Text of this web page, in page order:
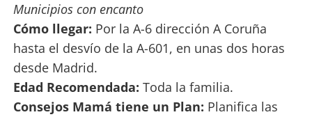
Municipios con encanto
Cómo llegar: Por la A-6 dirección A Coruña
hasta el desvío de la A-601, en unas dos horas
desde Madrid.
Edad Recomendada: Toda la familia.
Consejos Mamá tiene un Plan: Planifica las